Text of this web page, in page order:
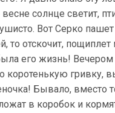
солнце светит,
Вот Серко
то отскочит,
его жизнь! Вечером
гривку,
Бывало, вместо
в коробок и